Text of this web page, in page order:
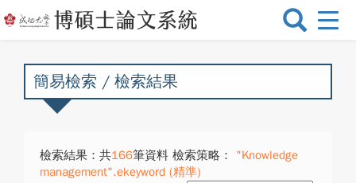
選
換
簡易檢索 / 檢索結果
檢索結果：共166筆資料 檢索策略：
"Knowledge
management".ekeyword (精準)